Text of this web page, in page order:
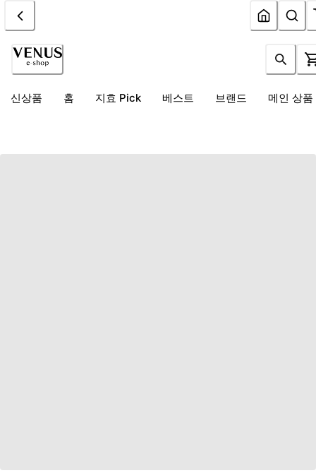
신상품 홈 지효 Pick 베스트 브랜드 메인 상품